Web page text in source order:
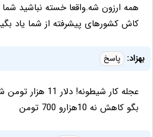
همه ارزون شه.واقعا خسته نباشید
کاش کشورهای پیشرفته از شما یاد
بهزاد: پاسخ
بگو کاهش نه 10هزارو 700 تومن